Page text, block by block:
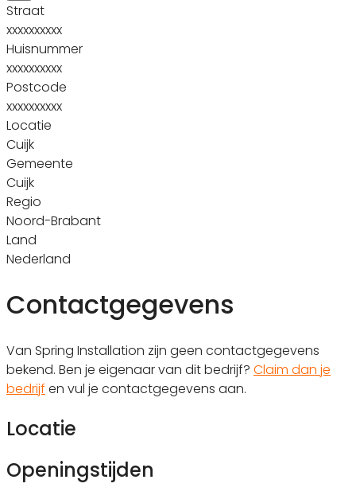
Straat
xxxxxxxxxx
Huisnummer
xxxxxxxxxx
Postcode
xxxxxxxxxx
Locatie
Cuijk
Gemeente
Cuijk
Regio
Noord-Brabant
Land
Nederland
Contactgegevens
Van Spring Installation zijn geen contactgegevens
bekend. Ben je eigenaar van dit bedrijf? Claim dan je
bedrijf en vul je contactgegevens aan.
Locatie
Openingstijden